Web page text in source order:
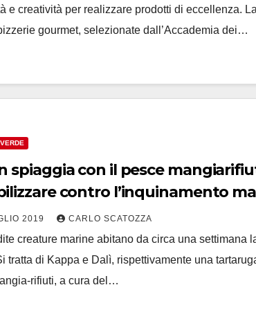
e creatività per realizzare prodotti di eccellenza.
gourmet, selezionate dall’Accademia dei…
spiaggia con il pesce mangiarifiuti
contro l’inquinamento
2019 CARLO SCATOZZA
creature marine abitano da circa una settimana
tratta di Kappa e Dalì, rispettivamente una
rifiuti, a cura del…